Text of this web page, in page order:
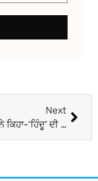
Next
ਕੇਜਰੀਵਾਲ ਨੇ ਕਿਹਾ-‘ਹਿੰਦੂ’ ਦੀ ਹਤਿਆ ਹੋਈ, ਭਾਜਪਾ ਔਖੀ